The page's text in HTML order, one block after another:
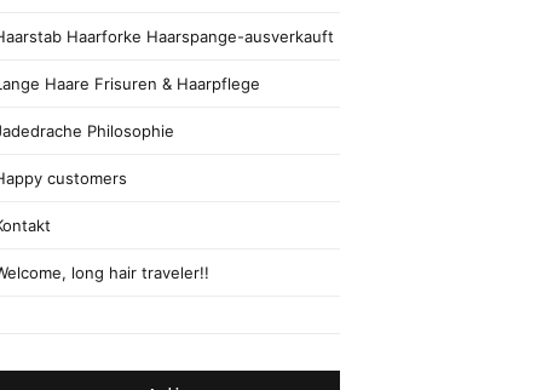
Haarforke Haarspange-ausverkauft
Haare Frisuren & Haarpflege
Philosophie
customers
long hair traveler!!